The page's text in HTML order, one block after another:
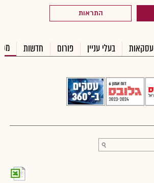
התראות
עסקאות בעלי עניין פורום חדשות